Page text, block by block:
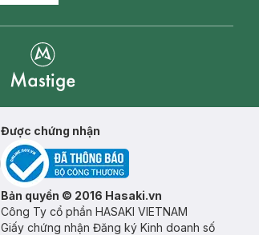
Được chứng nhận
Bản quyền © 2016 Hasaki.vn
Công Ty cổ phần HASAKI VIETNAM
Giấy chứng nhận Đăng ký Kinh doanh số